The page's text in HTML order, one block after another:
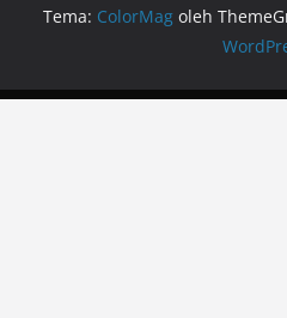
Tema: ColorMag oleh